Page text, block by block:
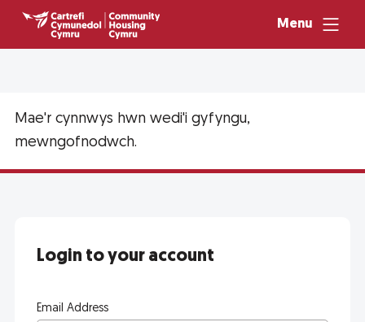
Menu
Mae'r cynnwys hwn wedi'i gyfyngu,
mewngofnodwch.
Login to your account
Email Address